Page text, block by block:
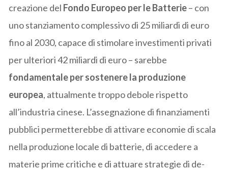
creazione del Fondo Europeo per le Batterie– con
uno stanziamento complessivo di 25 miliardi di euro
fino al 2030, capace di stimolare investimenti privati
per ulteriori 42 miliardi di euro – sarebbe
fondamentale per sostenere la produzione
europea, attualmente troppo debole rispetto
all’industria cinese. L’assegnazione di finanziamenti
pubblici permetterebbe di attivare economie di scala
nella produzione locale di batterie, di accedere a
materie prime critiche e di attuare strategie di de-